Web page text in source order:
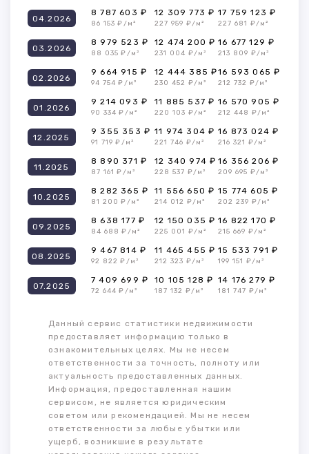
04.2026
8 787 603 ₽
86 153 ₽/м²
12 309 773 ₽
227 959 ₽/м²
17 759 123 ₽
227 681 ₽/м²
03.2026
8 979 523 ₽
88 035 ₽/м²
12 474 200 ₽
231 004 ₽/м²
16 677 129 ₽
213 809 ₽/м²
02.2026
9 664 915 ₽
94 754 ₽/м²
12 444 385 ₽
230 452 ₽/м²
16 593 065 ₽
212 732 ₽/м²
01.2026
9 214 093 ₽
90 334 ₽/м²
11 885 537 ₽
220 103 ₽/м²
16 570 905 ₽
212 448 ₽/м²
12.2025
9 355 353 ₽
91 719 ₽/м²
11 974 304 ₽
221 746 ₽/м²
16 873 024 ₽
216 321 ₽/м²
11.2025
8 890 371 ₽
87 161 ₽/м²
12 340 974 ₽
228 537 ₽/м²
16 356 206 ₽
209 695 ₽/м²
10.2025
8 282 365 ₽
81 200 ₽/м²
11 556 650 ₽
214 012 ₽/м²
15 774 605 ₽
202 239 ₽/м²
09.2025
8 638 177 ₽
84 688 ₽/м²
12 150 035 ₽
225 001 ₽/м²
16 822 170 ₽
215 669 ₽/м²
08.2025
9 467 814 ₽
92 822 ₽/м²
11 465 455 ₽
212 323 ₽/м²
15 533 791 ₽
199 151 ₽/м²
07.2025
7 409 699 ₽
72 644 ₽/м²
10 105 128 ₽
187 132 ₽/м²
14 176 279 ₽
181 747 ₽/м²
Данный сервис статистики недвижимости
предоставляет информацию только в
ознакомительных целях. Мы не несем
ответственности за точность, полноту или
актуальность предоставленных данных.
Информация, предоставленная нашим
сервисом, не является юридическим
советом или рекомендацией. Мы не несем
ответственности за любые убытки или
ущерб, возникшие в результате